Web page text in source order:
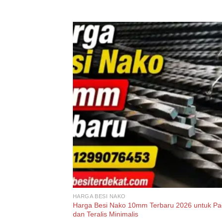
HARGA BESI NAKO
Harga Besi Nako 10mm Terbaru 2026 untuk
dan Teralis Minimalis